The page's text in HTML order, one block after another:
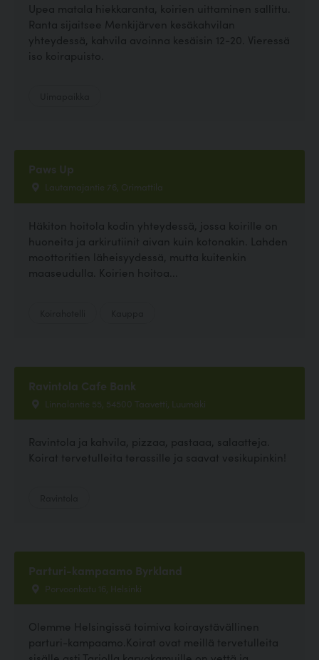
Upea matala hiekkaranta, koirien uittaminen sallittu.
Ranta sijaitsee Menkijärven kesäkahvilan
yhteydessä, kahvila avoinna kesäisin 12-20. Vieressä
iso koirapuisto.
Paws Up
Lautamajantie 76, Orimattila
Häkiton hoitola kodin yhteydessä, jossa koirille on
huoneita ja arkirutiinit aivan kuin kotonakin. Lahden
moottoritien läheisyydessä, mutta kuitenkin
maaseudulla. Koirien hoitoa...
Ravintola Cafe Bank
Linnalantie 55, 54500 Taavetti, Luumäki
Ravintola ja kahvila, pizzaa, pastaaa, salaatteja.
Koirat tervetulleita terassille ja saavat vesikupinkin!
Parturi-kampaamo Byrkland
Porvoonkatu 16, Helsinki
Olemme Helsingissä toimiva koiraystävällinen
parturi-kampaamo.Koirat ovat meillä tervetulleita